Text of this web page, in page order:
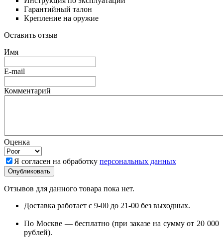
Гарантийный талон
Крепление на оружие
Оставить отзыв
Имя
E-mail
Комментарий
Оценка
Я согласен на обработку персональных данных
Отзывов для данного товара пока нет.
Доставка работает с 9-00 до 21-00 без выходных.
По Москве — бесплатно (при заказе на сумму от 20 000
рублей).